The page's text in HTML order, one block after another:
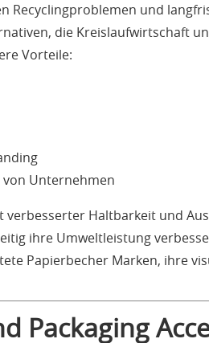
Recyclingproblemen und
die Kreislaufwirtschaft
Vorteile:
Unternehmen
Haltbarkeit und
ihre Umweltleistung
Papierbecher Marken, ihre
Packaging